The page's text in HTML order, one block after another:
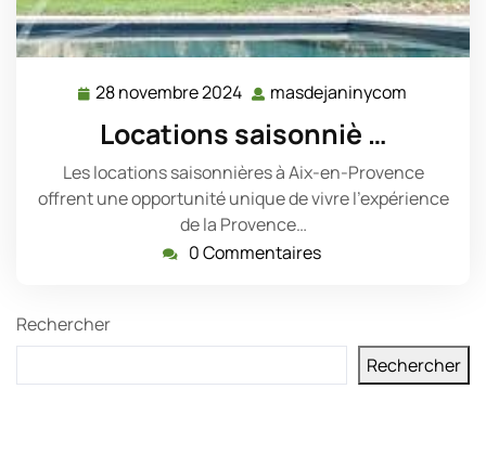
28 novembre 2024 28
novembre
2024
masdejaninycom
Locations saisonniè …
Les locations saisonnières à Aix-en-Provence
offrent une opportunité unique de vivre l'expérience
de la Provence…
0 Commentaires
Rechercher
Rechercher